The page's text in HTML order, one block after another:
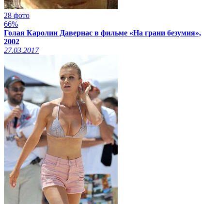
28 фото
66%
Голая Каролин Давернас в фильме «На грани безумия»,
2002
27.03.2017